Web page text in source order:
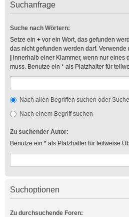
Suchanfrage
Suche nach Wörtern:
Setze ein + vor ein Wort, das gefunden
das nicht gefunden werden darf. Verwende
innerhalb einer Klammer, wenn nur eines
muss. Benutze ein * als Platzhalter für
Nach allen Begriffen suchen oder
Nach einem Begriff suchen
Zu suchender Autor:
Benutze ein * als Platzhalter für teilweise
Suchoptionen
Zu durchsuchende Foren: